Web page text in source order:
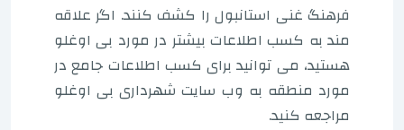
فرهنگ غنی استانبول را کشف کنند. اگر علاقه
مند به کسب اطلاعات بیشتر در مورد بی اوغلو
هستید، می توانید برای کسب اطلاعات جامع در
مورد منطقه به وب سایت شهرداری بی اوغلو
مراجعه کنید.